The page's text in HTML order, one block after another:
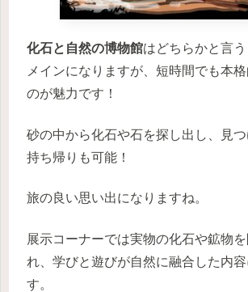
化石と自然の博物館はどちらかと言
メインになりますが、短時間でも本
のが魅力です！
砂の中から化石や石を探し出し、見
持ち帰りも可能！
旅の良い思い出になりますね。
展示コーナーでは実物の化石や鉱物
れ、学びと遊びが自然に融合した内
す。